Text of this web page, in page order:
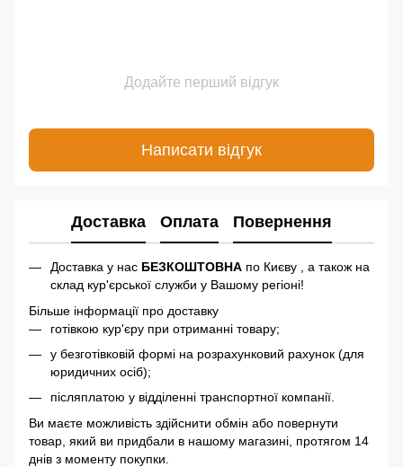
Додайте перший відгук
Написати відгук
Доставка Оплата Повернення
Доставка у нас БЕЗКОШТОВНА по Києву , а також на
склад кур'єрської служби у Вашому регіоні!
Більше інформації про доставку
готівкою кур'єру при отриманні товару;
у безготівковій формі на розрахунковий рахунок (для
юридичних осіб);
післяплатою у відділенні транспортної компанії.
Ви маєте можливість здійснити обмін або повернути
товар, який ви придбали в нашому магазині, протягом 14
днів з моменту покупки.